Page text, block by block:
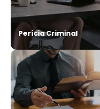
Perícia Criminal